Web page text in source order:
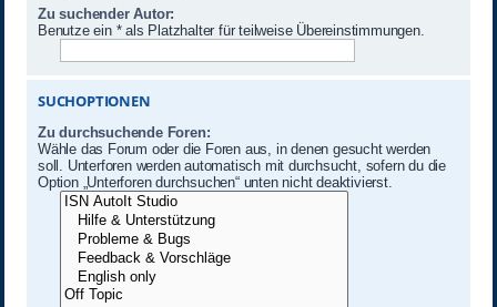
Zu suchender Autor:
Benutze ein * als Platzhalter für teilweise Übereinstimmungen.
SUCHOPTIONEN
Zu durchsuchende Foren:
Wähle das Forum oder die Foren aus, in denen gesucht werden
soll. Unterforen werden automatisch mit durchsucht, sofern du die
Option „Unterforen durchsuchen“ unten nicht deaktivierst.